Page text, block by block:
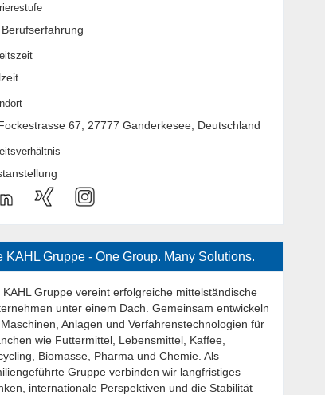
67, 27777 Ganderkesee, Deutschland
KAHL Gruppe - One Group. Many Solutions.
KAHL Gruppe vereint erfolgreiche mittelständische
unter einem Dach. Gemeinsam entwickeln
Anlagen und Verfahrenstechnologien für
wie Futtermittel, Lebensmittel, Kaffee,
Biomasse, Pharma und Chemie. Als
Gruppe verbinden wir langfristiges
internationale Perspektiven und die Stabilität